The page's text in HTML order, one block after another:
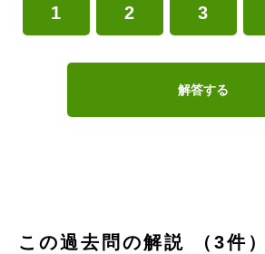
1 2 3
解答する
この過去問の解説 （3件）